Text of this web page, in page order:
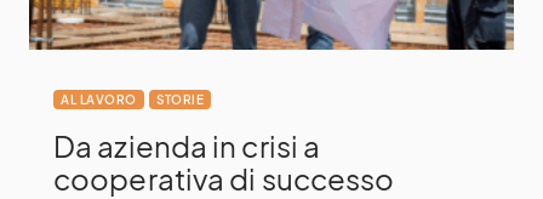
AL LAVORO STORIE
Da azienda in crisi a
cooperativa di successo